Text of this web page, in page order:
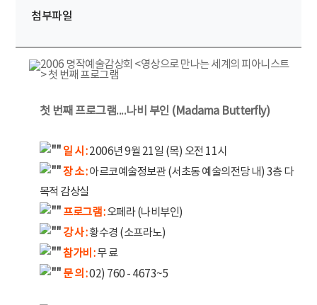
첨부파일
첫 번째 프로그램....나비 부인 (Madama Butterfly)
일 시 : 2006년 9월 21일 (목) 오전 11시
장 소 :아르코예술정보관 (서초동 예술의전당 내) 3층 다
목적 감상실
프로그램 : 오페라 (나비부인)
강 사 :황수경 (소프라노)
참가비 : 무 료
문 의 :02) 760 - 4673~5